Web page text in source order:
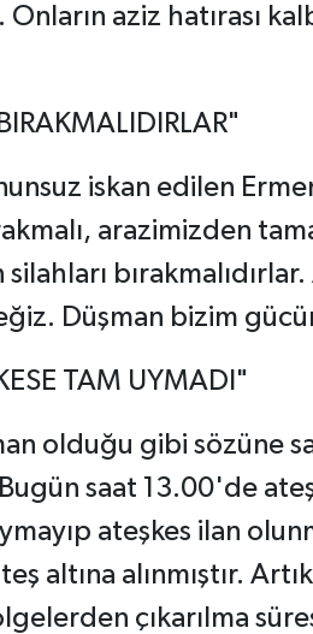
Onların aziz hatırası
iskan edilen
arazimizden
Düşman bizim
TAM UYMADI"
olduğu gibi sözüne
saat 13.00'de
ateşkes ilan
altına alınmıştır.
çıkarılma